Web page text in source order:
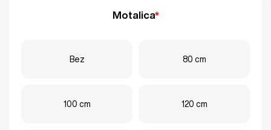
Motalica*
Bez 80 cm
100 cm 120 cm